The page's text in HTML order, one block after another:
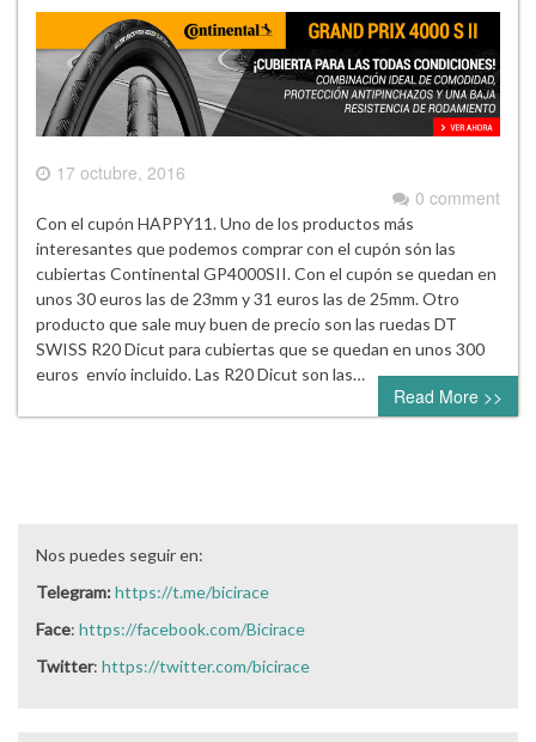
17 octubre, 2016
0 comment
Con el cupón HAPPY11. Uno de los productos más
interesantes que podemos comprar con el cupón són las
cubiertas Continental GP4000SII. Con el cupón se quedan en
unos 30 euros las de 23mm y 31 euros las de 25mm. Otro
producto que sale muy buen de precio son las ruedas DT
SWISS R20 Dicut para cubiertas que se quedan en unos 300
euros envío incluido. Las R20 Dicut son las…
Read More >>
Nos puedes seguir en:
Telegram:https://t.me/bicirace
Face: https://facebook.com/Bicirace
Twitter: https://twitter.com/bicirace